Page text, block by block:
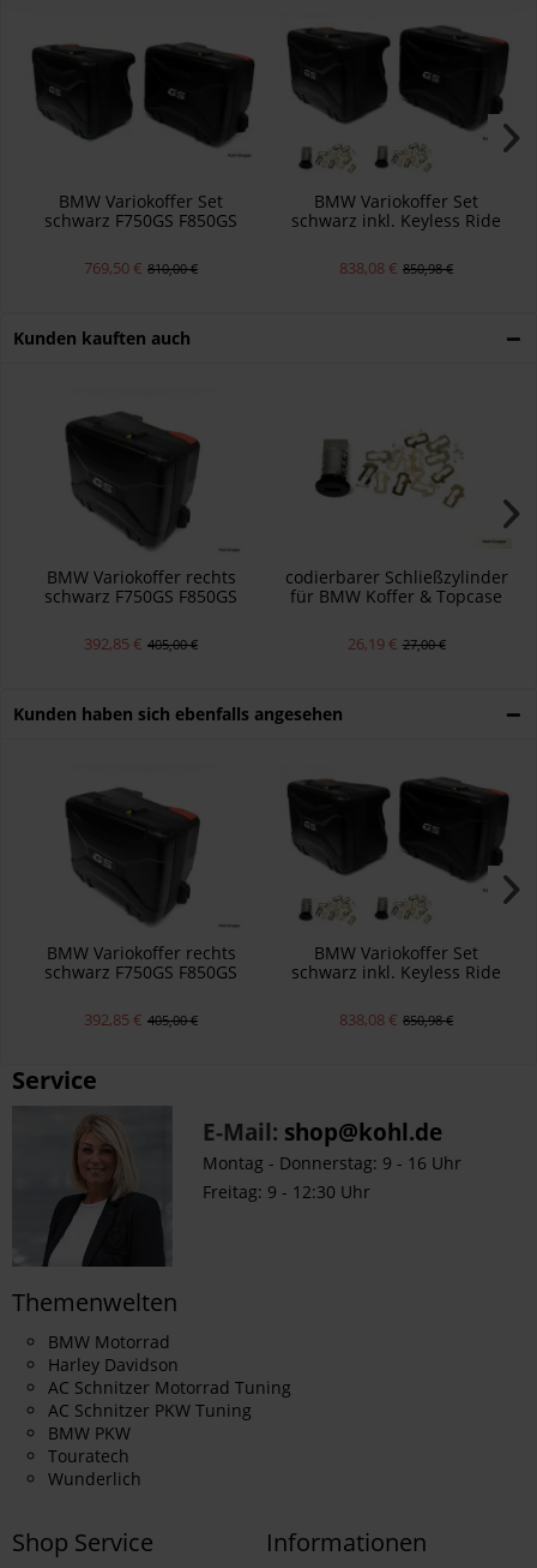
BMW Variokoffer Set
schwarz F750GS F850GS
769,50 € 810,00 €
BMW Variokoffer Set
schwarz inkl. Keyless Ride
838,08 € 850,98 €
Kunden kauften auch
BMW Variokoffer rechts
schwarz F750GS F850GS
392,85 € 405,00 €
codierbarer Schließzylinder
für BMW Koffer & Topcase
R1250GS
26,19 € 27,00 €
Kunden haben sich ebenfalls angesehen
BMW Variokoffer rechts
schwarz F750GS F850GS
392,85 € 405,00 €
BMW Variokoffer Set
schwarz inkl. Keyless Ride
838,08 € 850,98 €
Service
E-Mail: shop@kohl.de
Montag - Donnerstag: 9 - 16 Uhr
Freitag: 9 - 12:30 Uhr
Themenwelten
BMW Motorrad
Harley Davidson
AC Schnitzer Motorrad Tuning
AC Schnitzer PKW Tuning
BMW PKW
Touratech
Wunderlich
Shop Service Informationen